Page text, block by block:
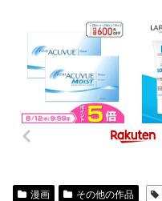
漫画 その他の作品